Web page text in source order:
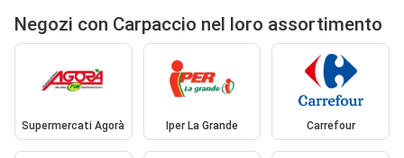
Negozi con Carpaccio nel loro assortimento
Supermercati Agorà Iper La Grande Carrefour